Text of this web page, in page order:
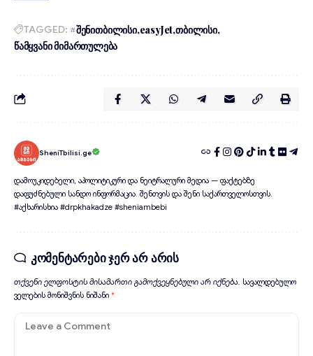
TAGGED: #შენითბილისი easyJet თბილისი
წამყვანი მიმართულება
SheniTbilisi.ge
დამოუკიდებელი, აპოლიტიკური და ნეიტრალური მედია — ფაქტებზე
დაფუძნებული სანდო ინფორმაცია. შენთვის და შენი საქართველოსთვის.
#აქხარისხია #drpkhakadze #sheniambebi
კომენტარები ჯერ არ არის
თქვენი ელფოსტის მისამართი გამოქვეყნებული არ იქნება. სავალდებულო
ველების მონიშვნის ნიშანი *